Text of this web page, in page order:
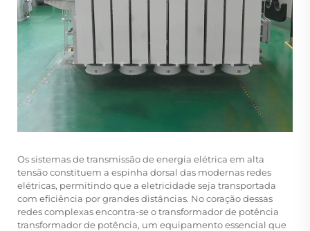
Os sistemas de transmissão de energia elétrica em alta
tensão constituem a espinha dorsal das modernas redes
elétricas, permitindo que a eletricidade seja transportada
com eficiência por grandes distâncias. No coração dessas
redes complexas encontra-se otransformador de potência
transformador de potência, um equipamento essencial que